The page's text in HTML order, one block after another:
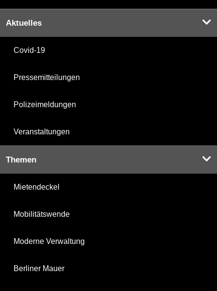
Aktuelles
Covid-19
Pressemitteilungen
Polizeimeldungen
Veranstaltungen
Themen
Mietendeckel
Mobilitätswende
Moderne Verwaltung
Berliner Mauer